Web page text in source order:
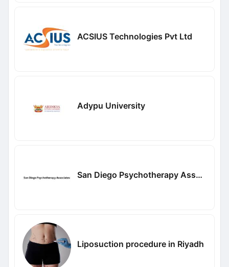
ACSIUS Technologies Pvt Ltd
Adypu University
San Diego Psychotherapy Associates
Liposuction procedure in Riyadh